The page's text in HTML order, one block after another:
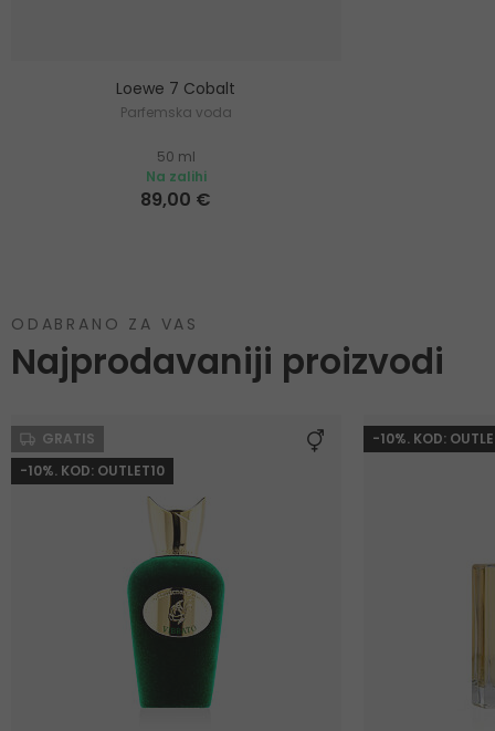
Loewe 7 Cobalt
Parfemska voda
50 ml
Na zalihi
89,00 €
ODABRANO ZA VAS
Najprodavaniji proizvodi
GRATIS
-10%. KOD: OUTLET10
-10%. KOD: